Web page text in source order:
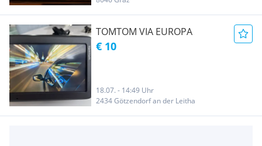
TOMTOM VIA EUROPA
€ 10
18.07. - 14:49 Uhr
2434 Götzendorf an der Leitha